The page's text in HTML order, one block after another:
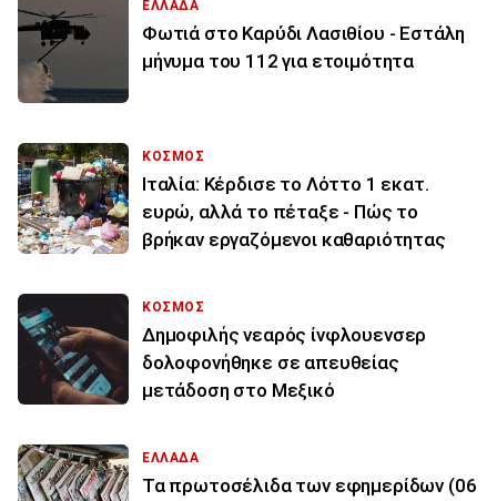
ΕΛΛΑΔΑ
Φωτιά στο Καρύδι Λασιθίου - Εστάλη
μήνυμα του 112 για ετοιμότητα
ΚΟΣΜΟΣ
Ιταλία: Κέρδισε το Λόττο 1 εκατ.
ευρώ, αλλά το πέταξε - Πώς το
βρήκαν εργαζόμενοι καθαριότητας
ΚΟΣΜΟΣ
Δημοφιλής νεαρός ίνφλουενσερ
δολοφονήθηκε σε απευθείας
μετάδοση στο Μεξικό
ΕΛΛΑΔΑ
Τα πρωτοσέλιδα των εφημερίδων (06